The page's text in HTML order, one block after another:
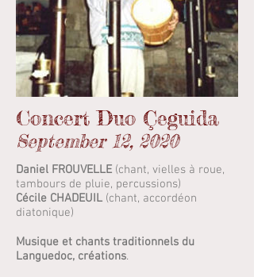
Concert Duo Çeguida
September 12, 2020
Daniel FROUVELLE (chant, vielles à roue,
tambours de pluie, percussions)
Cécile CHADEUIL (chant, accordéon
diatonique)
Musique et chants traditionnels du
Languedoc, créations.